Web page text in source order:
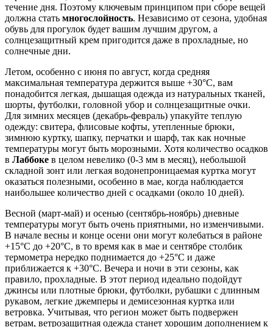
течение дня. Поэтому ключевым принципом при сборе вещей
должна стать многослойность. Независимо от сезона, удобная
обувь для прогулок будет вашим лучшим другом, а
солнцезащитный крем пригодится даже в прохладные, но
солнечные дни.
Летом, особенно с июня по август, когда средняя
максимальная температура держится выше +30°C, вам
понадобится легкая, дышащая одежда из натуральных тканей,
шорты, футболки, головной убор и солнцезащитные очки.
Для зимних месяцев (декабрь-февраль) упакуйте теплую
одежду: свитера, флисовые кофты, утепленные брюки,
зимнюю куртку, шапку, перчатки и шарф, так как ночные
температуры могут быть морозными. Хотя количество осадков
в Лаббоке в целом невелико (0-3 мм в месяц), небольшой
складной зонт или легкая водонепроницаемая куртка могут
оказаться полезными, особенно в мае, когда наблюдается
наибольшее количество дней с осадками (около 10 дней).
Весной (март-май) и осенью (сентябрь-ноябрь) дневные
температуры могут быть очень приятными, но изменчивыми.
В начале весны и конце осени они могут колебаться в районе
+15°C до +20°C, в то время как в мае и сентябре столбик
термометра нередко поднимается до +25°C и даже
приближается к +30°C. Вечера и ночи в эти сезоны, как
правило, прохладные. В этот период идеально подойдут
джинсы или плотные брюки, футболки, рубашки с длинным
рукавом, легкие джемперы и демисезонная куртка или
ветровка. Учитывая, что регион может быть подвержен
ветрам, ветрозащитная одежда станет хорошим дополнением к